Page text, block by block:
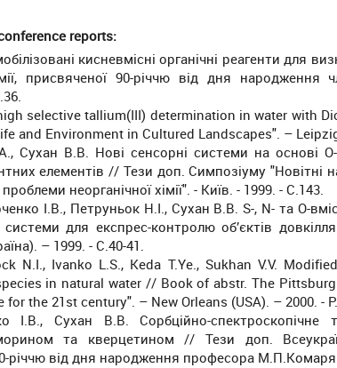
reports:
кисневмісні органічні реагенти для
присвяченої 90-річчю від дня народження
selective tallium(III) determination in water with
and Environment in Cultured Landscapes". –
Сухан В.В. Нові сенсорні системи на основі О-
елементів // Тези доп. Симпозіуму "Новітні
неорганічної хімії". - Київ. - 1999. - С.143.
І.В., Петруньок Н.І., Сухан В.В. S-, N- та О-
для експрес-контролю об’єктів
– 1999. - C.40-41.
N.I., Ivanko L.S., Keda T.Ye., Sukhan V.V.
in natural water // Book of abstr. The
the 21st century". – New Orleans (USA). – 2000. -
Сухан В.В. Сорбційно-спектроскопічне
морином та кверцетином // Тези доп.
річчю від дня народження професора